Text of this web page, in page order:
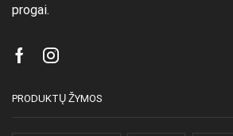
progai.
FacebookInstagram
PRODUKTŲ ŽYMOS